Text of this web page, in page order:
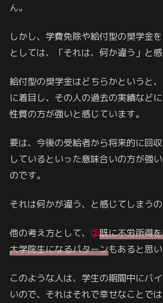
ん。
しかし、学費免除や給付型の奨学金
としては、「それは、何か違う」と感
給付型の奨学金はどちらかというと
に着目し、その人の過去の実績など
性質の方が強いと感じています。
要は、今後の受給者から将来的に回
しているといった意味合いの方が強
のです。
それは何かが違う、と感じてしまうの
他の考え方として、 ②既に不労所得
大学院生になるパターンもあると思い
このような人は、学生の期間中にバ
いので、それはそれで幸せなことで